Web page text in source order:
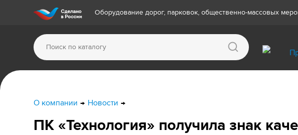
Оборудование дорог, парковок, общественно-массовых
О компании Новости
ПК «Технология» получила знак